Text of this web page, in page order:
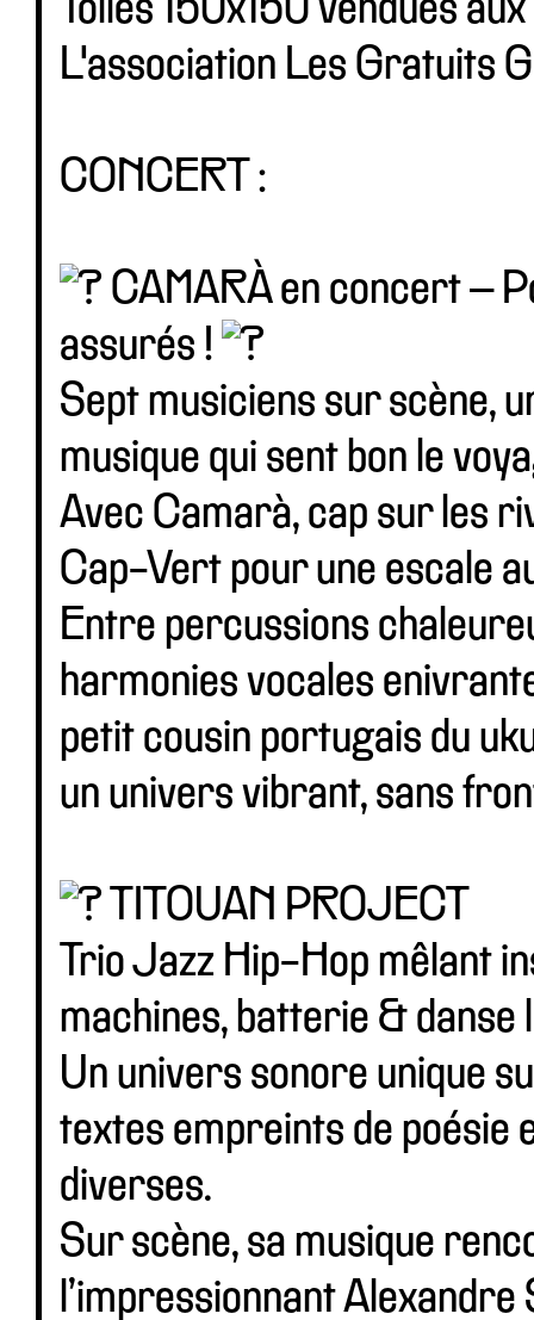
Toiles 150x150 vendues
L'association Les Gratuits
CONCERT :
CAMARÀ en concert –
assurés !
Sept musiciens sur scène,
musique qui sent bon le
Avec Camarà, cap sur les
Cap-Vert pour une escale
Entre percussions
harmonies vocales
petit cousin portugais du
un univers vibrant, sans
TITOUAN PROJECT
Trio Jazz Hip-Hop mêlant
machines, batterie & danse
Un univers sonore unique
textes empreints de poésie
diverses.
Sur scène, sa musique
l’impressionnant